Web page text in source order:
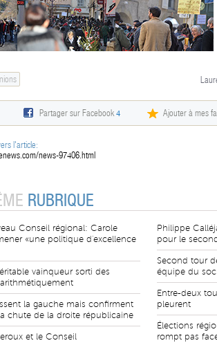
Partager sur Facebook4 Ajouter à mes
l'article:
news-97406.html
RUBRIQUE
Conseil régional: Carole
«une politique d'excellence
vainqueur sorti des
la gauche mais confirment
chute de la droite républicaine
et le Conseil
Philippe
pour le
Second tour
équipe du
Entre-deux
pleurent
Élections
rompt pas